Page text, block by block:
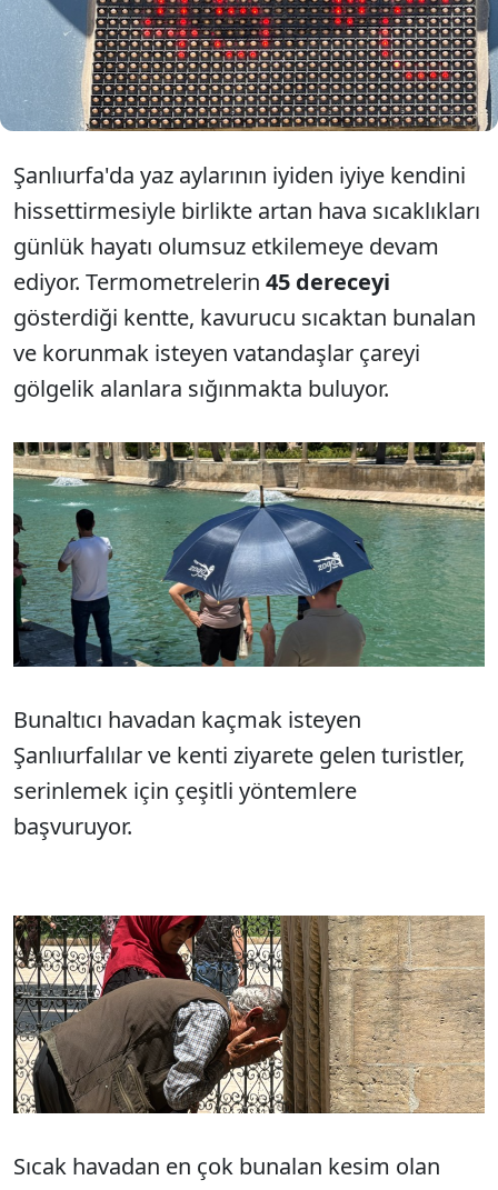
tarihi çarşılarda ise alışveriş için vantilatörlü
önlemler alındı.
Şanlıurfa'da yaz aylarının iyiden iyiye kendini
hissettirmesiyle birlikte artan hava sıcaklıkları
günlük hayatı olumsuz etkilemeye devam
ediyor. Termometrelerin 45 dereceyi
gösterdiği kentte, kavurucu sıcaktan bunalan
ve korunmak isteyen vatandaşlar çareyi
gölgelik alanlara sığınmakta buluyor.
Bunaltıcı havadan kaçmak isteyen
Şanlıurfalılar ve kenti ziyarete gelen turistler,
serinlemek için çeşitli yöntemlere
başvuruyor.
Sıcak havadan en çok bunalan kesim olan